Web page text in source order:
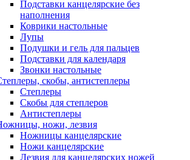
Подставки канцелярские без
наполнения
Коврики настольные
Лупы
Подушки и гель для пальцев
Подставки для календаря
Звонки настольные
скобы, антистеплеры
Степлеры
Скобы для степлеров
Антистеплеры
ножи, лезвия
Ножницы канцелярские
Ножи канцелярские
Лезвия для канцелярских ножей